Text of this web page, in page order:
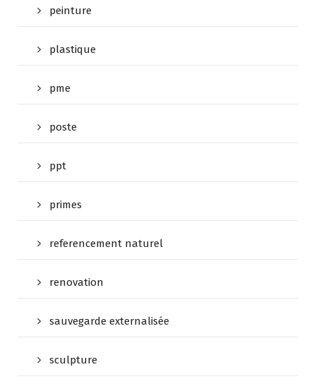
peinture
plastique
pme
poste
ppt
primes
referencement naturel
renovation
sauvegarde externalisée
sculpture